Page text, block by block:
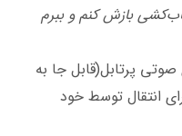
بازش کنم و ببرم
پرتابل(قابل جا به
انتقال توسط خود